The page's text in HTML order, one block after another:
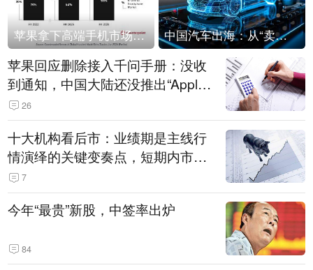
苹果拿下高端手机市场65%的份额：iPhone 17系列功不可没 中国汽车出海：从“卖出去”到“走进去”
苹果回应删除接入千问手册：没收
到通知，中国大陆还没推出“Apple
智能使用千问”功能
26
十大机构看后市：业绩期是主线行
情演绎的关键变奏点，短期内市场
或继续反弹，关注三条业绩主线
7
今年“最贵”新股，中签率出炉
84